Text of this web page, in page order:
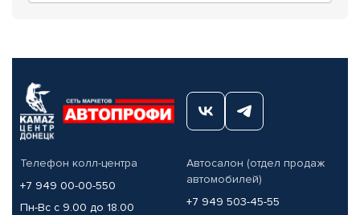
Телефон колл-центра
+7 949 00-00-550
Пн-Вс с 9.00 до 18.00
Автосалон (отдел продаж
автомобилей)
+7 949 503-45-55